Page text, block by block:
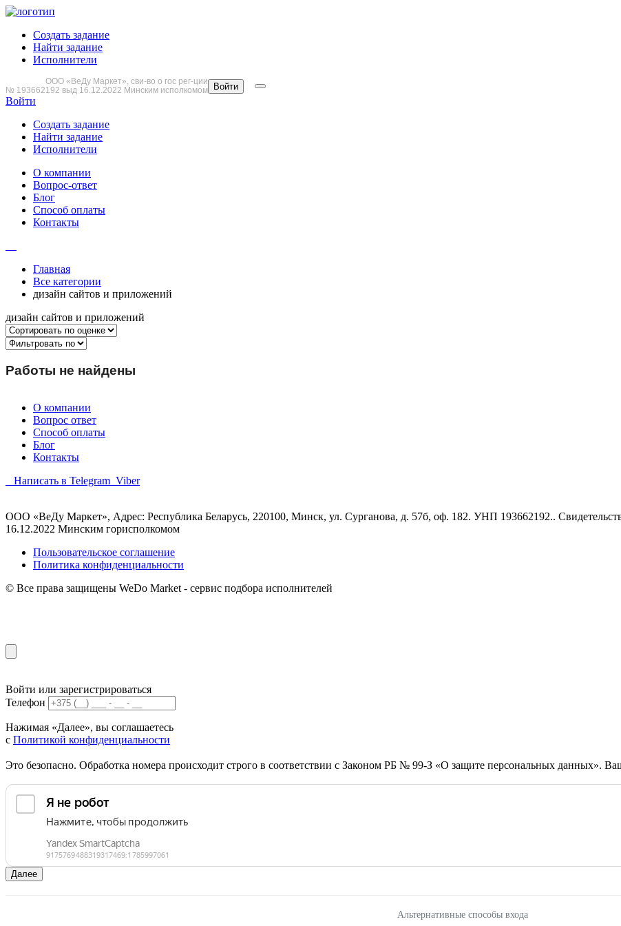
Создать задание
Найти задание
Исполнители
ООО «ВеДу Маркет», сви-во о гос рег-ции
№ 193662192 выд 16.12.2022 Минским исполкомом
Войти
Войти
Создать задание
Найти задание
Исполнители
О компании
Вопрос-ответ
Блог
Способ оплаты
Контакты
Главная
Все категории
дизайн сайтов и приложений
дизайн сайтов и приложений
Работы не найдены
О компании
Вопрос ответ
Способ оплаты
Блог
Контакты
Написать в Telegram Viber
ООО «ВеДу Маркет», Адрес: Республика Беларусь, 220100, Минск, ул. Сурганова, д. 57б, оф. 182. УНП 193662192..
16.12.2022 Минским горисполкомом
Пользовательское соглашение
Политика конфиденциальности
© Все права защищены WeDo Market - сервис подбора исполнителей
Войти или зарегистрироваться
Телефон
Нажимая «Далее», вы соглашаетесь
с Политикой конфиденциальности
Это безопасно. Обработка номера происходит строго в соответствии с Законом РБ № 99-З «О защите персональных данных».
Далее
Альтернативные способы входа